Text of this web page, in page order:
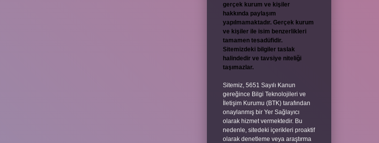
gerçek kurum ve kişiler
hakkında paylaşım
yapılmamaktadır. Gerçek kurum
ve kişiler ile isim benzerlikleri
tamamen tesadüfidir.
Sitemizdeki bilgiler taslak
halindedir ve tavsiye niteliği
taşımazlar.
Sitemiz, 5651 Sayılı Kanun
gereğince Bilgi Teknolojileri ve
İletişim Kurumu (BTK) tarafından
onaylanmış bir Yer Sağlayıcı
olarak hizmet vermektedir. Bu
nedenle, sitedeki içerikleri proaktif
olarak denetleme veya araştırma